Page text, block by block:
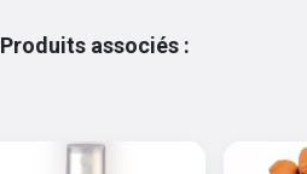
Produits associés :